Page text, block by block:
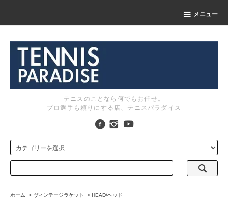
メニュー
テニスのことなら何でもお任せ。
プロ選手も頼りにする店、テニスパラダイス
ホーム > ヴィンテージラケット > HEAD/ヘッド